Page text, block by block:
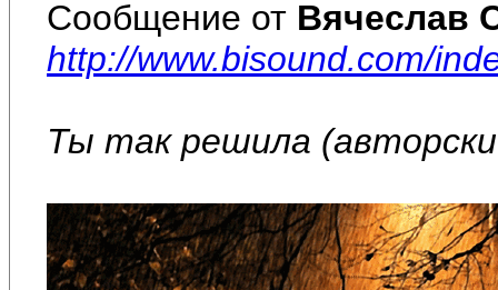
Сообщение от Вячеслав
http://www.bisound.com/
Ты так решила